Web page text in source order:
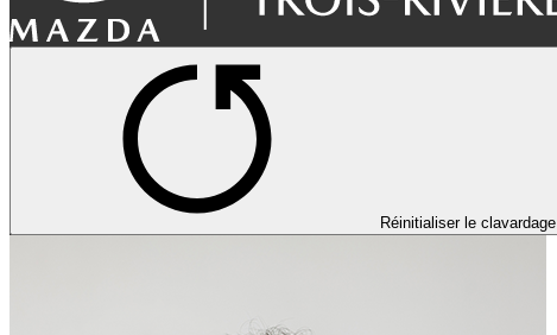
Réinitialiser le clavardage